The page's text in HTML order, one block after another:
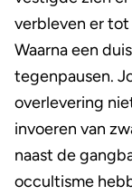
verbleven er tot
Waarna een
tegenpausen.
overlevering
invoeren van
naast de
occultisme